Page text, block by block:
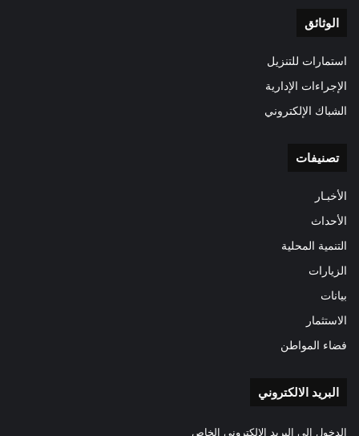
الوثائق
استمارات للتنزيل
الإجراءات الإدارية
الشباك الإلكتروني
تصنيفات
الأخبـار
الأحداث
التنمية المحلية
الزيارات
بيانات
الاستثمار
فضاء المواطن
البريد الالكتروني
الدخول الى البريد الالكتروني الخاص